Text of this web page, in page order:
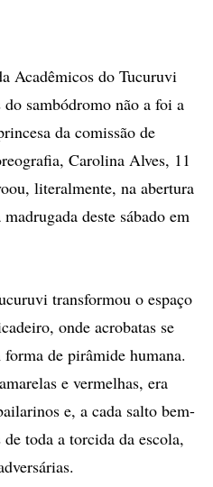
Acadêmicos do Tucuruvi
sambódromo não a foi a
da comissão de
Carolina Alves, 11
literalmente, na abertura
deste sábado em
transformou o espaço
onde acrobatas se
de pirâmide humana.
e vermelhas, era
e, a cada salto bem-
toda a torcida da escola,